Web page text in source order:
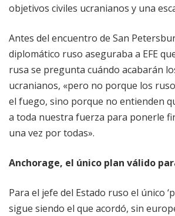
objetivos civiles ucranianos y una
Antes del encuentro de San
diplomático ruso aseguraba a EFE
rusa se pregunta cuándo acabarán
ucranianos, «pero no porque los
el fuego, sino porque no entienden
a toda nuestra fuerza para ponerle
una vez por todas».
Anchorage, el único plan válido
Para el jefe del Estado ruso el único
sigue siendo el que acordó, sin